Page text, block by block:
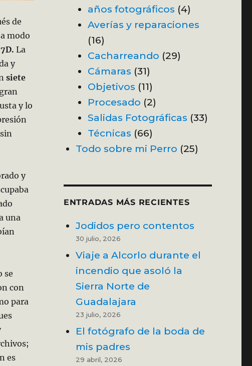
de
modo
7D. La
y
siete
y lo
y
una
se
con
para
es
años fotográficos (4)
Averías y reparaciones
(16)
Cacharreando (29)
Cámaras (31)
Objetivos (11)
Procesado (2)
Salidas Fotográficas (33)
Técnicas (66)
Todo sobre mi Perro (25)
ENTRADAS MÁS RECIENTES
Jodidos pero contentos
30 julio, 2026
Viaje a Alcorlo durante el
incendio que asoló la
Sierra Norte de
Guadalajara
23 julio, 2026
El fotógrafo de la boda de
mis padres
29 abril, 2026